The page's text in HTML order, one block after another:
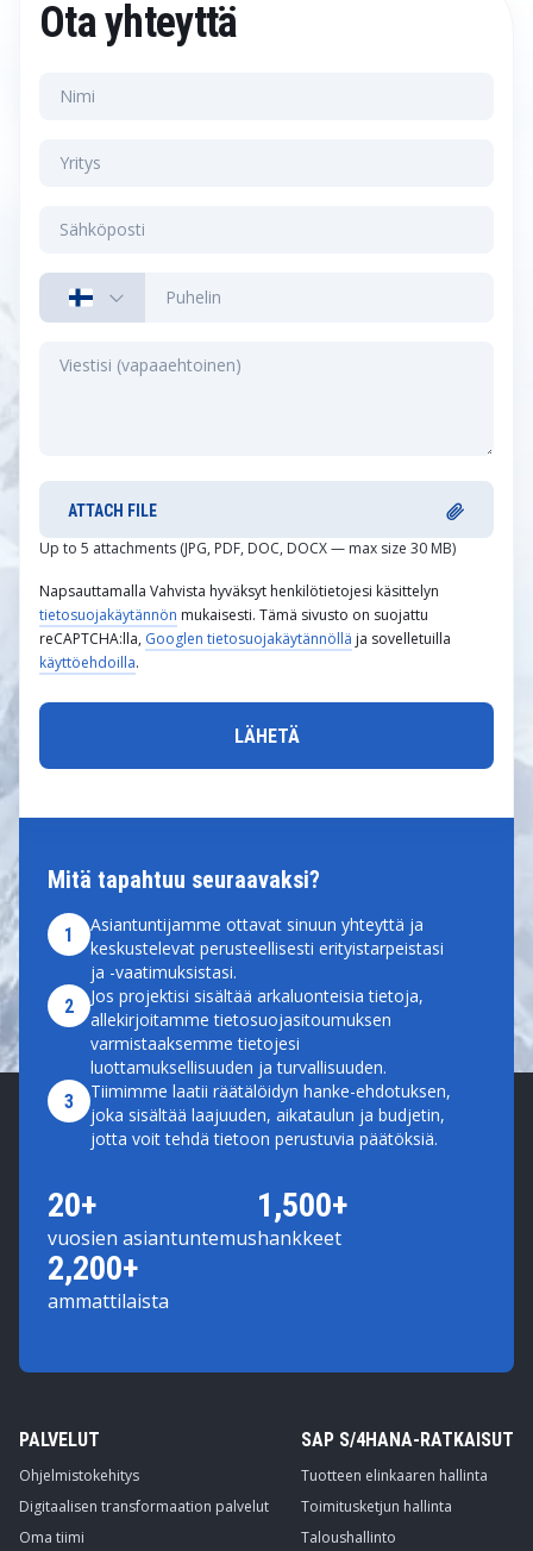
Mitä tapahtuu seuraavaksi?
1
Asiantuntijamme ottavat sinuun yhteyttä ja
keskustelevat perusteellisesti erityistarpeistasi
ja -vaatimuksistasi.
2
Jos projektisi sisältää arkaluonteisia tietoja,
allekirjoitamme tietosuojasitoumuksen
varmistaaksemme tietojesi
luottamuksellisuuden ja turvallisuuden.
3
Tiimimme laatii räätälöidyn hanke-ehdotuksen,
joka sisältää laajuuden, aikataulun ja budjetin,
jotta voit tehdä tietoon perustuvia päätöksiä.
20+
vuosien asiantuntemus
1,500+
hankkeet
2,200+
ammattilaista
Ota yhteyttä
ATTACH FILE
Up to 5 attachments (JPG, PDF, DOC, DOCX — max size 30 MB)
Napsauttamalla Vahvista hyväksyt henkilötietojesi käsittelyn
tietosuojakäytännön mukaisesti. Tämä sivusto on suojattu
reCAPTCHA:lla, Googlen tietosuojakäytännöllä ja sovelletuilla
käyttöehdoilla.
PALVELUT
Ohjelmistokehitys
Digitaalisen transformaation palvelut
Oma tiimi
SAP S/4HANA-RATKAISUT
Tuotteen elinkaaren hallinta
Toimitusketjun hallinta
Taloushallinto